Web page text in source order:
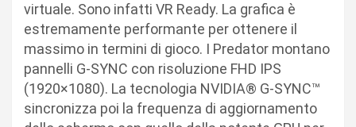
virtuale. Sono infatti VR Ready. La grafica è
estremamente performante per ottenere il
massimo in termini di gioco. I Predator montano
pannelli G-SYNC con risoluzione FHD IPS
(1920×1080). La tecnologia NVIDIA® G-SYNC™
sincronizza poi la frequenza di aggiornamento